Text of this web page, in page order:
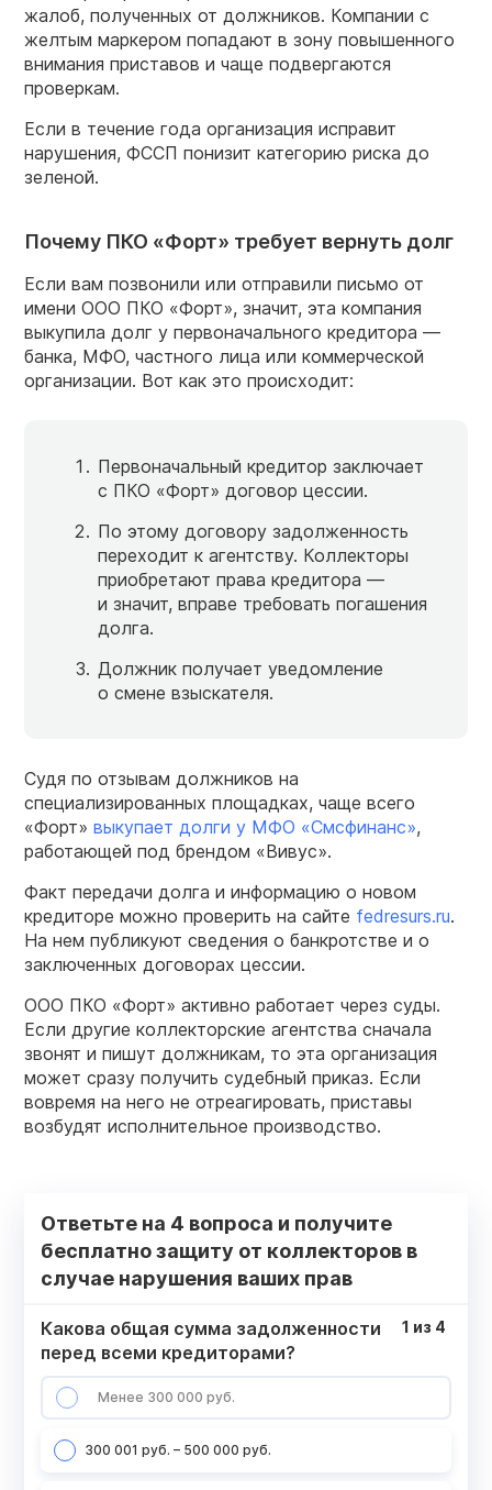
жалоб, полученных от должников. Компании с
желтым маркером попадают в зону повышенного
внимания приставов и чаще подвергаются
проверкам.
Если в течение года организация исправит
нарушения, ФССП понизит категорию риска до
зеленой.
Почему ПКО «Форт» требует вернуть долг
Если вам позвонили или отправили письмо от
имени ООО ПКО «Форт», значит, эта компания
выкупила долг у первоначального кредитора —
банка, МФО, частного лица или коммерческой
организации. Вот как это происходит:
Первоначальный кредитор заключает
с ПКО «Форт» договор цессии.
По этому договору задолженность
переходит к агентству. Коллекторы
приобретают права кредитора —
и значит, вправе требовать погашения
долга.
Должник получает уведомление
о смене взыскателя.
Судя по отзывам должников на
специализированных площадках, чаще всего
«Форт» выкупает долги у МФО «Смсфинанс»,
работающей под брендом «Вивус».
Факт передачи долга и информацию о новом
кредиторе можно проверить на сайте fedresurs.ru.
На нем публикуют сведения о банкротстве и о
заключенных договорах цессии.
ООО ПКО «Форт» активно работает через суды.
Если другие коллекторские агентства сначала
звонят и пишут должникам, то эта организация
может сразу получить судебный приказ. Если
вовремя на него не отреагировать, приставы
возбудят исполнительное производство.
Ответьте на 4 вопроса и получите
бесплатно защиту от коллекторов в
случае нарушения ваших прав
Какова общая сумма задолженности
перед всеми кредиторами?
Менее 300 000 руб.
300 001 руб. – 500 000 руб.
1 из 4